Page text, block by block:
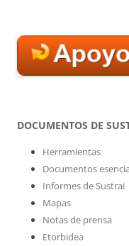
DOCUMENTOS DE
Herramientas
Documentos
Informes de Sustrai
Mapas
Notas de prensa
Etorbidea